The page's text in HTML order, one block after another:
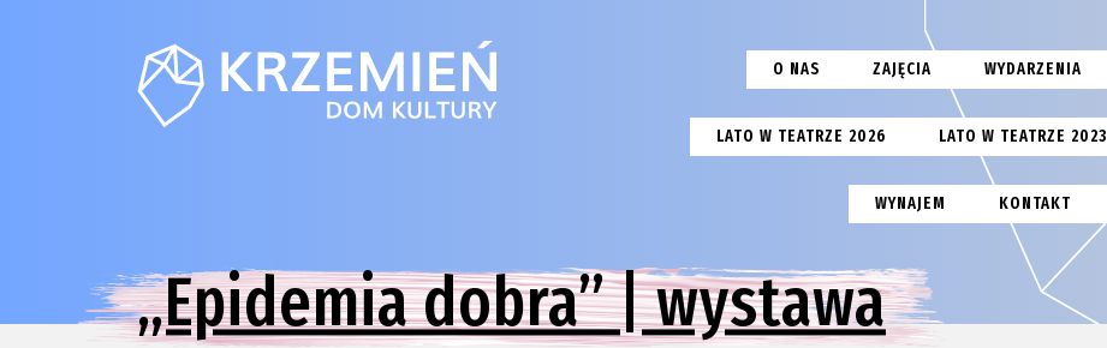
O NAS ZAJĘCIA WYDARZENIA
LATO W TEATRZE 2026 LATO W TEATRZE 2023
WYNAJEM KONTAKT
„Epidemia dobra” | wystawa